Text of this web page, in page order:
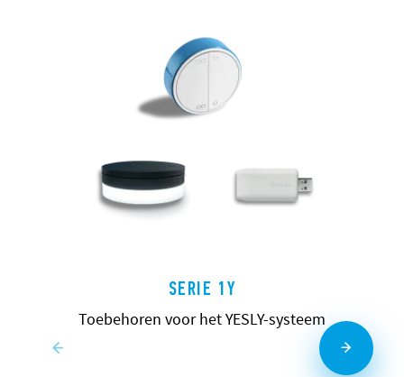
SERIE 1Y
Toebehoren voor het YESLY-systeem